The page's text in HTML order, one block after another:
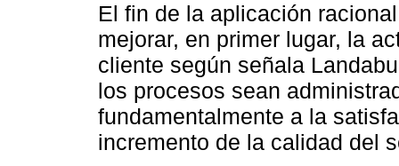
El fin de la aplicación
mejorar, en primer lugar, la
cliente según señala
los procesos sean
fundamentalmente a la
incremento de la calidad del